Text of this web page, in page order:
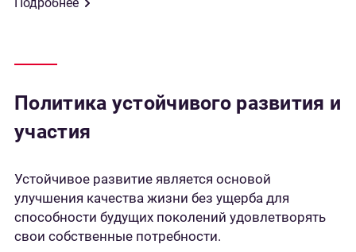
Политика устойчивого развития и
участия
Устойчивое развитие является основой
улучшения качества жизни без ущерба для
способности будущих поколений удовлетворять
свои собственные потребности.